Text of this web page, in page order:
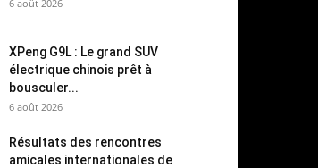
6 août 2026
XPeng G9L : Le grand SUV
électrique chinois prêt à
bousculer...
6 août 2026
Résultats des rencontres
amicales internationales de